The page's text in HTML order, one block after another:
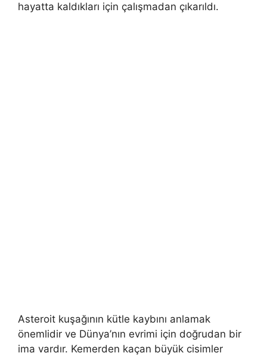
hayatta kaldıkları için çalışmadan çıkarıldı.
Asteroit kuşağının kütle kaybını anlamak
önemlidir ve Dünya’nın evrimi için doğrudan bir
ima vardır. Kemerden kaçan büyük cisimler